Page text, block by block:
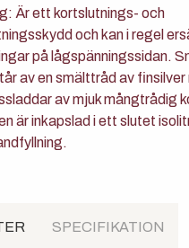
Är ett kortslutnings- och
och kan i regel
på lågspänningssidan.
av en smälttråd av finsilver
av mjuk mångtrådig
är inkapslad i ett slutet
SPECIFIKATION